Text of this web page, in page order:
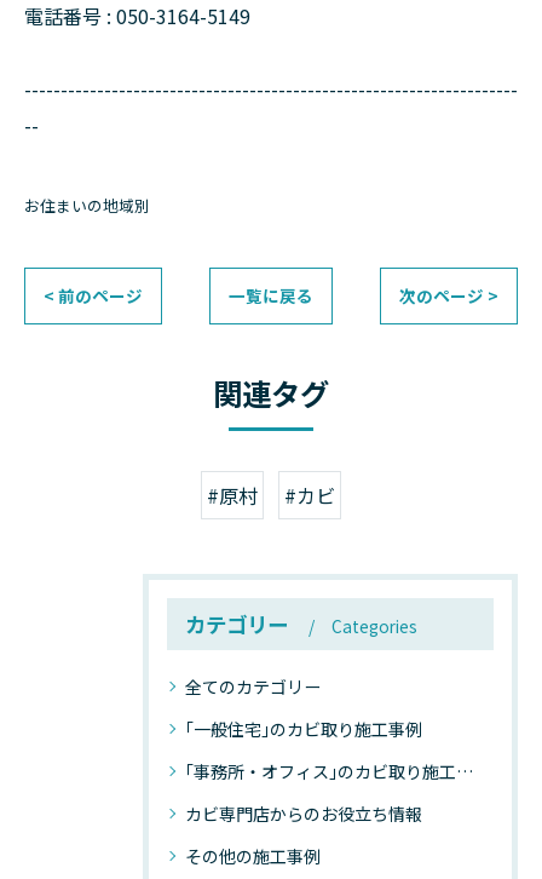
電話番号 : 050-3164-5149
--------------------------------------------------------------------
--
お住まいの地域別
< 前のページ 一覧に戻る 次のページ >
関連タグ
#原村 #カビ
カテゴリー Categories
全てのカテゴリー
｢一般住宅｣のカビ取り施工事例
｢事務所・オフィス｣のカビ取り施工事例
カビ専門店からのお役立ち情報
その他の施工事例